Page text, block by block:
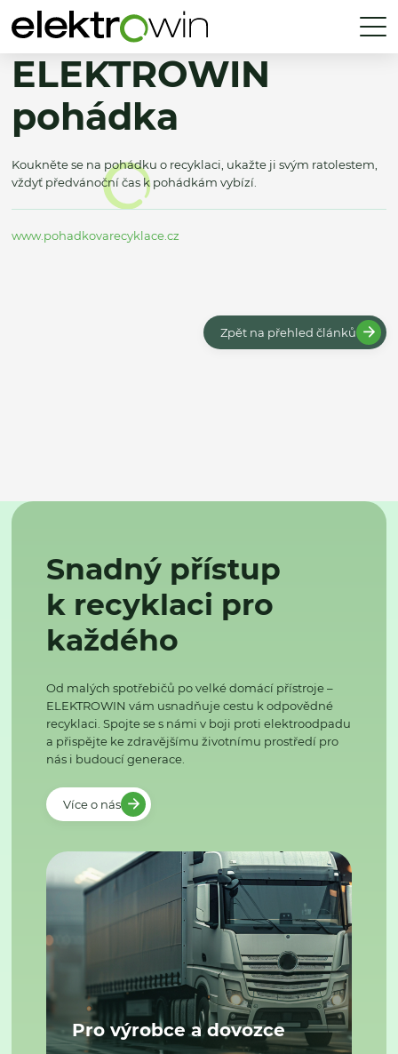
ELEKTROWIN
pohádka
Koukněte se na pohádku o recyklaci, ukažte ji svým ratolestem,
vždyť předvánoční čas k pohádkám vybízí.
www.pohadkovarecyklace.cz
Zpět na přehled článků
Snadný přístup
k recyklaci pro
každého
Od malých spotřebičů po velké domácí přístroje –
ELEKTROWIN vám usnadňuje cestu k odpovědné
recyklaci. Spojte se s námi v boji proti elektroodpadu
a přispějte ke zdravějšímu životnímu prostředí pro
nás i budoucí generace.
Více o nás
Pro výrobce a dovozce